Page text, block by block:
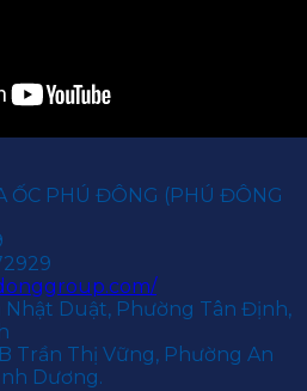
ỐC PHÚ ĐÔNG (PHÚ ĐÔNG
Nhật Duật, Phường Tân Định,
Trần Thị Vững, Phường An
Dương.